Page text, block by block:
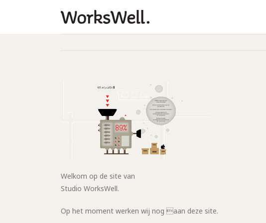
Welkom op de site van
Studio WorksWell.
Op het moment werken wij nog aan deze site.